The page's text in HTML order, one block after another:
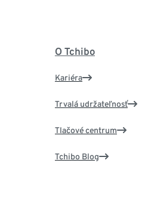
O Tchibo
Kariéra
Trvalá udržateľnosť
Tlačové centrum
Tchibo Blog